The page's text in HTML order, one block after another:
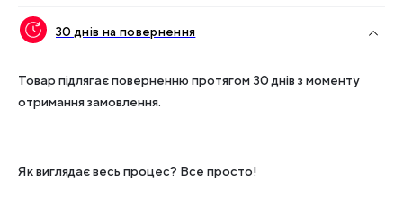
30 днів на повернення
Товар підлягає поверненню протягом 30 днів з моменту
отримання замовлення.
Як виглядає весь процес? Все просто!